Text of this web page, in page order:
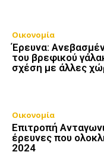
Οικονομία
Έρευνα:
του βρεφικού
σχέση με άλλες
Οικονομία
Επιτροπή
έρευνες που
2024